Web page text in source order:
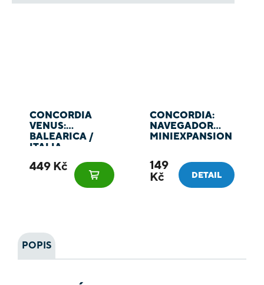
CONCORDIA
VENUS:
BALEARICA /
ITALIA -
449 Kč
CONCORDIA:
NAVEGADOR
MINIEXPANSION
149
Kč
DETAIL
POPIS